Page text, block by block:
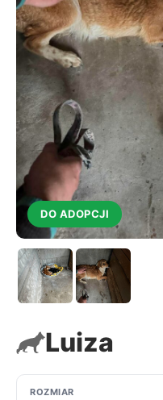
DO ADOPCJI
Luiza
ROZMIAR